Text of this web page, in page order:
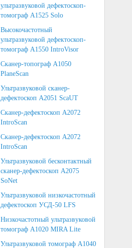
ультразвуковой дефектоскоп-
томограф А1525 Solo
Высокочастотный
ультразвуковой дефектоскоп-
томограф А1550 IntroVisor
Сканер-топограф А1050
PlaneScan
Ультразвуковой сканер-
дефектоскоп А2051 ScaUT
Сканер-дефектоскоп А2072
IntroScan
Сканер-дефектоскоп А2072
IntroScan
Ультразвуковой бесконтактный
сканер-дефектоскоп А2075
SoNet
Ультразвуковой низкочастотный
дефектоскоп УСД-50 LFS
Низкочастотный ультразвуковой
томограф A1020 MIRA Lite
Ультразвуковой томограф А1040